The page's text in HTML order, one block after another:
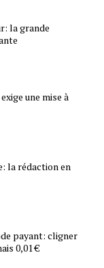
la grande
une mise à
la rédaction en
payant: cligner
0,01 €